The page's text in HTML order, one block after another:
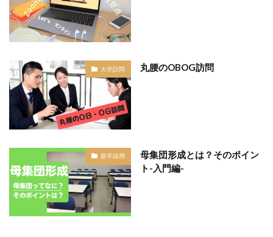
大学訪問 丸腰のOBOG訪問
新卒採用
母集団形成とは？そのポイン
ト-入門編-